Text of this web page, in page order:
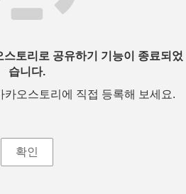
토리로 공유하기 기능이 종료되었
습니다.
오스토리에 직접 등록해 보세요.
확인